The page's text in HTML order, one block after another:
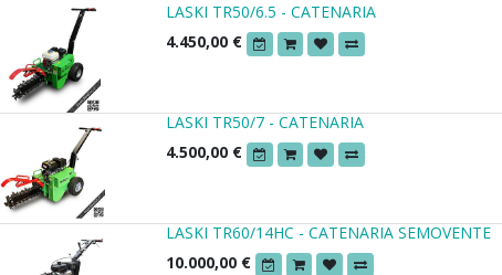
LASKI TR50/6.5 - CATENARIA
4.450,00 €
LASKI TR50/7 - CATENARIA
4.500,00 €
LASKI TR60/14HC - CATENARIA SEMOVENTE
10.000,00 €